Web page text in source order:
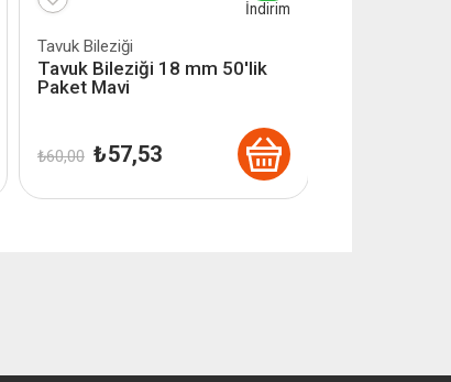
İndirim
Tavuk Bileziği
Tavuk Bileziği 18 mm 50'lik
Paket Mavi
₺60,00 Orijinal
fiyat:
₺57,53Şu